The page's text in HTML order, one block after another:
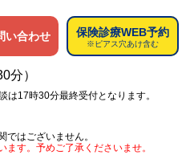
い合わせ 保険診療WEB予約
※ピアス穴あけ含む
分）
17時30分最終受付となります。
はございません。
す。予めご了承くださいませ。